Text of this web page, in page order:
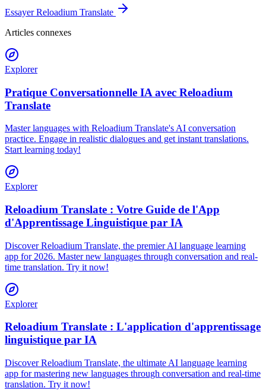
Essayer Reloadium Translate
Articles connexes
Explorer
Pratique Conversationnelle IA avec Reloadium
Translate
Master languages with Reloadium Translate's AI conversation
practice. Engage in realistic dialogues and get instant translations.
Start learning today!
Explorer
Reloadium Translate : Votre Guide de l'App
d'Apprentissage Linguistique par IA
Discover Reloadium Translate, the premier AI language learning
app for 2026. Master new languages through conversation and real-
time translation. Try it now!
Explorer
Reloadium Translate : L'application d'apprentissage
linguistique par IA
Discover Reloadium Translate, the ultimate AI language learning
app for mastering new languages through conversation and real-time
translation. Try it now!